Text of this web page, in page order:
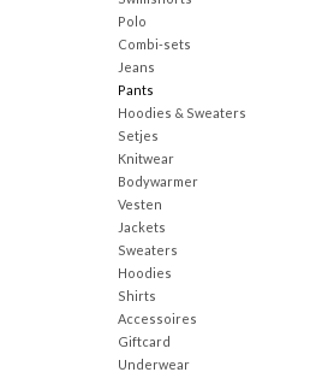
Polo
Combi-sets
Jeans
Pants
Hoodies & Sweaters
Setjes
Knitwear
Bodywarmer
Vesten
Jackets
Sweaters
Hoodies
Shirts
Accessoires
Giftcard
Underwear